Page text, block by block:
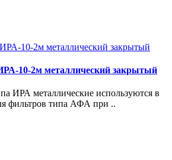
10-2м металлический закрытый
ИРА металлические используются в
фильтров типа АФА при ..